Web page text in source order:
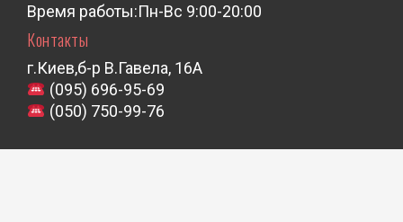
Время работы:Пн-Вс 9:00-20:00
Контакты
г.Киев,б-р В.Гавела, 16А
(095) 696-95-69
(050) 750-99-76